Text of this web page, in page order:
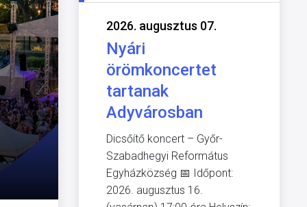
2026. augusztus 07.
Nyári
örömkoncertet
tartanak
Adyvárosban
Dicsőítő koncert – Győr-
Szabadhegyi Református
Egyházközség 📅 Időpont:
2026. augusztus 16.